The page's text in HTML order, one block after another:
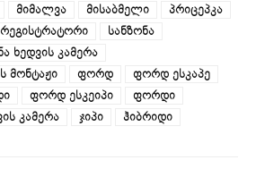
მიმალვა მისაბმელი
პრიცეპკა
რეგისტრატორი
სანზონა
ხედვის კამერა
მონტაჟი
ფორდ
ფორდ ესკაპე
ფორდ ესკეიპი
ფორდი
კამერა ჯიპი ჰიბრიდი